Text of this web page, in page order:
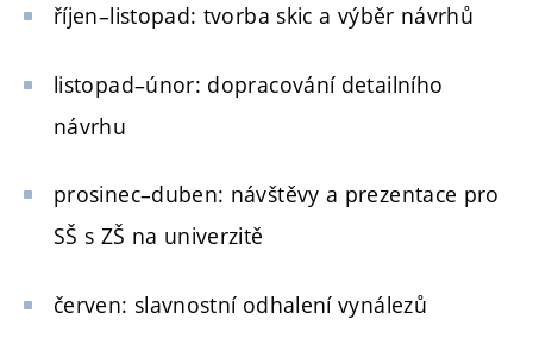
říjen–listopad: tvorba skic a výběr návrhů
listopad–únor: dopracování detailního
návrhu
prosinec–duben: návštěvy a prezentace pro
SŠ s ZŠ na univerzitě
červen: slavnostní odhalení vynálezů